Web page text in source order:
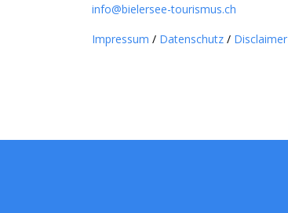
info@bielersee-tourismus.ch
Impressum / Datenschutz / Disclaimer